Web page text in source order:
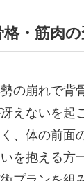
・筋肉の
の崩れで背
えないを起
、体の前面
を抱える方